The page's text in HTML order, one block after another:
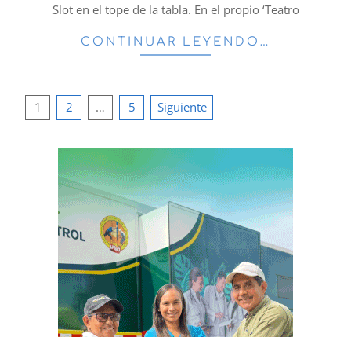
Slot en el tope de la tabla. En el propio ‘Teatro
CONTINUAR LEYENDO…
Paginación
entradas
1 2 … 5 Siguiente